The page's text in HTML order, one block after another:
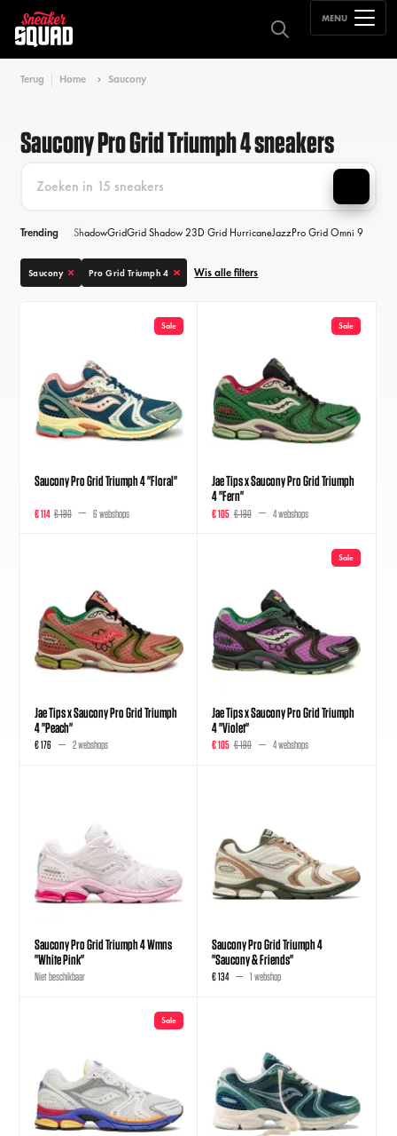
MENU
Terug Home Saucony
Saucony Pro Grid Triumph 4 sneakers
Trending ShadowGridGrid Shadow 23D Grid HurricaneJazzPro Grid Omni 9
Saucony Pro Grid Triumph 4 Wis alle filters
Sale
Saucony Pro Grid Triumph 4 "Floral"
€ 114 € 190 6 webshops
Sale
Jae Tips x Saucony Pro Grid Triumph
4 "Fern"
€ 105 € 190 4 webshops
Jae Tips x Saucony Pro Grid Triumph
4 "Peach"
€ 176 2 webshops
Sale
Jae Tips x Saucony Pro Grid Triumph
4 "Violet"
€ 105 € 190 4 webshops
Saucony Pro Grid Triumph 4 Wmns
"White Pink"
Niet beschikbaar
Saucony Pro Grid Triumph 4
"Saucony & Friends"
€ 134 1 webshop
Sale